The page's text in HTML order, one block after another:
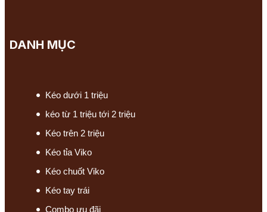
DANH MỤC
Kéo dưới 1 triệu
kéo từ 1 triệu tới 2 triệu
Kéo trên 2 triệu
Kéo tỉa Viko
Kéo chuốt Viko
Kéo tay trái
Combo ưu đãi